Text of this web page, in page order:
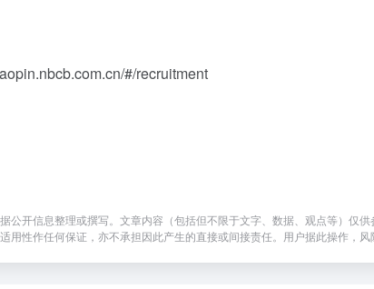
#/recruitment
公开信息整理或撰写。文章内容（包括但不限于文字、数据、观点等）仅
用性作任何保证，亦不承担因此产生的直接或间接责任。用户据此操作，风